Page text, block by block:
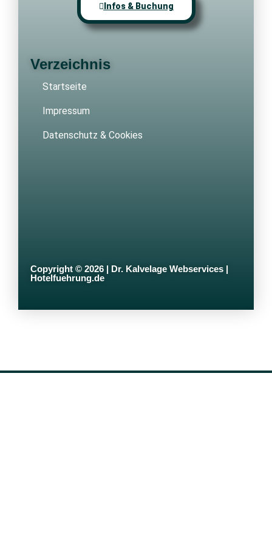
Infos & Buchung
Verzeichnis
Startseite
Impressum
Datenschutz & Cookies
Copyright © 2026 | Dr. Kalvelage Webservices |
Hotelfuehrung.de